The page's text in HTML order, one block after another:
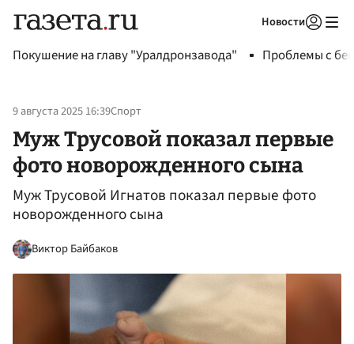
Новости
Покушение на главу "Уралдронзавода" Проблемы с
9 августа 2025 16:39Спорт
Муж Трусовой показал первые
фото новорожденного сына
Муж Трусовой Игнатов показал первые фото
новорожденного сына
Виктор Байбаков